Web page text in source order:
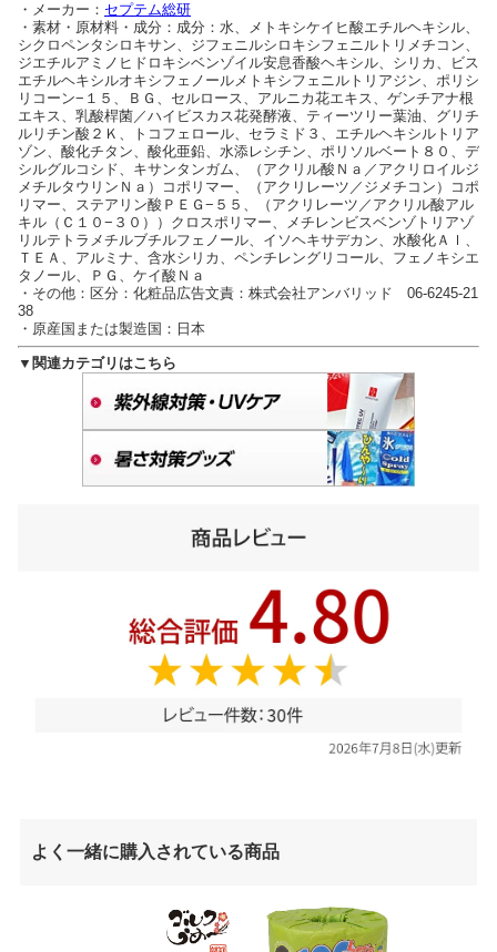
・メーカー： セプテム総研
・素材・原材料・成分：成分：水、メトキシケイヒ酸エチルヘキシル、
シクロペンタシロキサン、ジフェニルシロキシフェニルトリメチコン、
ジエチルアミノヒドロキシベンゾイル安息香酸ヘキシル、シリカ、ビス
エチルヘキシルオキシフェノールメトキシフェニルトリアジン、ポリシ
リコーン−１５、ＢＧ、セルロース、アルニカ花エキス、ゲンチアナ根
エキス、乳酸桿菌／ハイビスカス花発酵液、ティーツリー葉油、グリチ
ルリチン酸２Ｋ、トコフェロール、セラミド３、エチルヘキシルトリア
ゾン、酸化チタン、酸化亜鉛、水添レシチン、ポリソルベート８０、デ
シルグルコシド、キサンタンガム、（アクリル酸Ｎａ／アクリロイルジ
メチルタウリンＮａ）コポリマー、（アクリレーツ／ジメチコン）コポ
リマー、ステアリン酸ＰＥＧ−５５、（アクリレーツ／アクリル酸アル
キル（Ｃ１０−３０））クロスポリマー、メチレンビスベンゾトリアゾ
リルテトラメチルブチルフェノール、イソヘキサデカン、水酸化Ａｌ、
ＴＥＡ、アルミナ、含水シリカ、ペンチレングリコール、フェノキシエ
タノール、ＰＧ、ケイ酸Ｎａ
・その他：区分：化粧品広告文責：株式会社アンバリッド 06-6245-21
38
・原産国または製造国：日本
▼関連カテゴリはこちら
よく一緒に購入されている商品